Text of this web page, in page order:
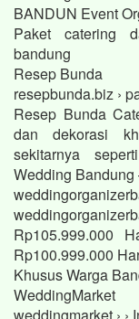
BANDUN Event
Paket catering
bandung
Resep Bunda
resepbunda.biz ›
Resep Bunda
dan dekorasi
sekitarnya
Wedding Bandung
Rp105.999.000
Rp100.999.000
Khusus Warga
WeddingMarket